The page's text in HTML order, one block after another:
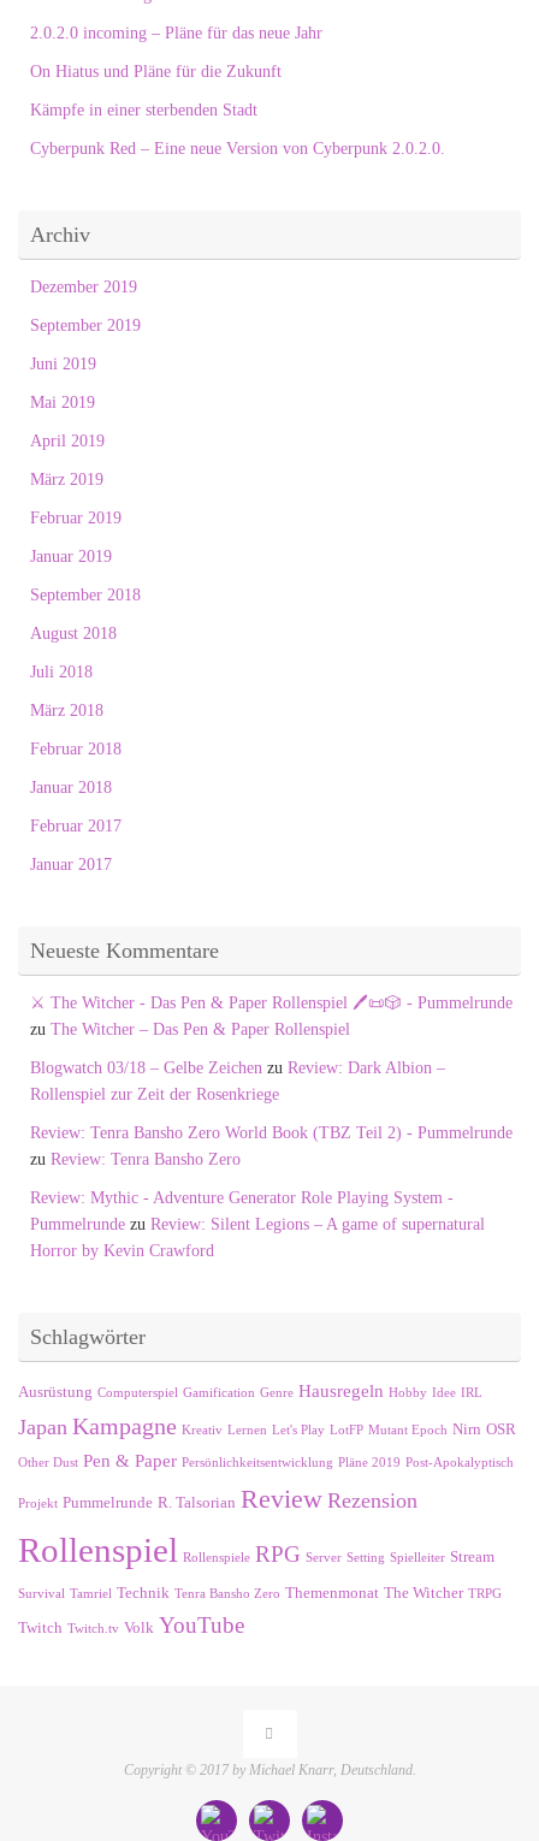
2.0.2.0 incoming – Pläne für das neue Jahr
On Hiatus und Pläne für die Zukunft
Kämpfe in einer sterbenden Stadt
Cyberpunk Red – Eine neue Version von Cyberpunk 2.0.2.0.
Archiv
Dezember 2019
September 2019
Juni 2019
Mai 2019
April 2019
März 2019
Februar 2019
Januar 2019
September 2018
August 2018
Juli 2018
März 2018
Februar 2018
Januar 2018
Februar 2017
Januar 2017
Neueste Kommentare
⚔️ The Witcher - Das Pen & Paper Rollenspiel 🖊️📜🎲 - Pummelrunde
zu The Witcher – Das Pen & Paper Rollenspiel
Blogwatch 03/18 – Gelbe Zeichen zu Review: Dark Albion –
Rollenspiel zur Zeit der Rosenkriege
Review: Tenra Bansho Zero World Book (TBZ Teil 2) - Pummelrunde
zu Review: Tenra Bansho Zero
Review: Mythic - Adventure Generator Role Playing System -
Pummelrunde zu Review: Silent Legions – A game of supernatural
Horror by Kevin Crawford
Schlagwörter
Ausrüstung Computerspiel Gamification Genre Hausregeln Hobby Idee IRL
Japan Kampagne Kreativ Lernen Let's Play LotFP Mutant Epoch Nirn OSR
Other Dust Pen & Paper Persönlichkeitsentwicklung Pläne 2019 Post-Apokalyptisch
Projekt Pummelrunde R. Talsorian Review Rezension
Rollenspiel Rollenspiele RPG Server Setting Spielleiter Stream
Survival Tamriel Technik Tenra Bansho Zero Themenmonat The Witcher TRPG
Twitch Twitch.tv Volk YouTube
Copyright © 2017 by Michael Knarr, Deutschland.